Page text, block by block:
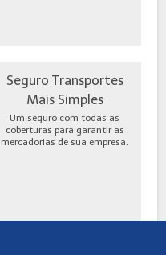
Seguro Transportes
Mais Simples
Um seguro com todas as
coberturas para garantir as
mercadorias de sua empresa.